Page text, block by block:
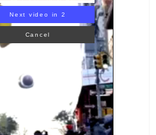
Next video in 1
Cancel